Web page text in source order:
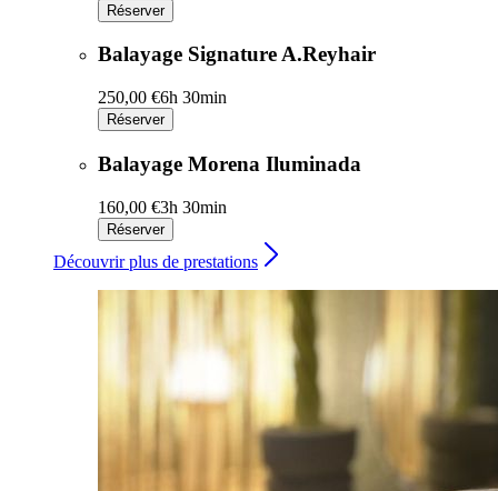
Réserver
Balayage Signature A.Reyhair
250,00 €6h 30min
Réserver
Balayage Morena Iluminada
160,00 €3h 30min
Réserver
Découvrir plus de prestations